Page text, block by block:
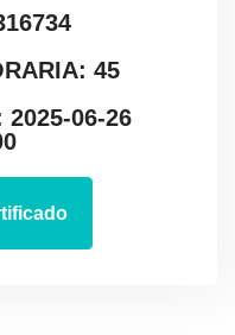
45
2025-06-26